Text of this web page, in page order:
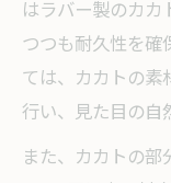
はラバー製のカカ
つつも耐久性を確
ては、カカトの素
行い、見た目の自
また、カカトの